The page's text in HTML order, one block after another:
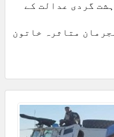
گردی عدالت کے
متاثرہ خاتون